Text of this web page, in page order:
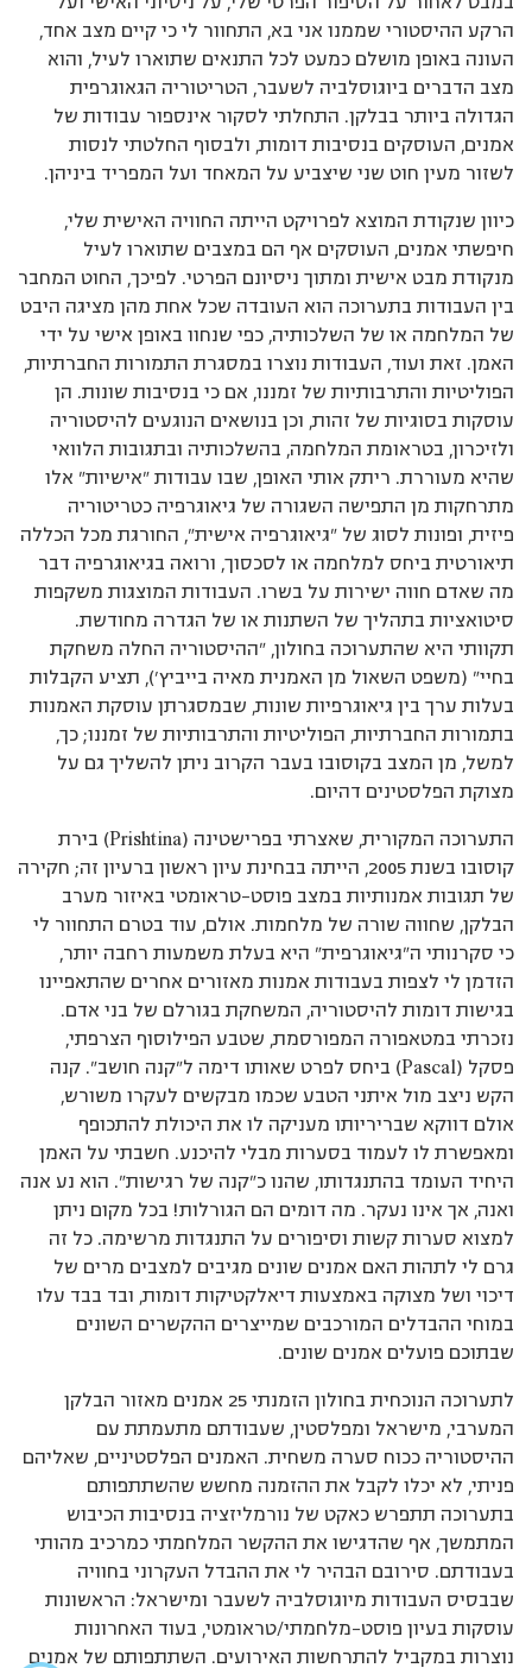
הרקע ההיסטורי שממנו אני בא, התחוור לי כי קיים מצב אחד,
העונה באופן מושלם כמעט לכל התנאים שתוארו לעיל, והוא
מצב הדברים ביוגוסלביה לשעבר, הטריטוריה הגאוגרפית
הגדולה ביותר בבלקן. התחלתי לסקור אינספור עבודות של
אמנים, העוסקים בנסיבות דומות, ולבסוף החלטתי לנסות
לשזור מעין חוט שני שיצביע על המאחד ועל המפריד ביניהן.
כיוון שנקודת המוצא לפרויקט הייתה החוויה האישית שלי,
חיפשתי אמנים, העוסקים אף הם במצבים שתוארו לעיל
מנקודת מבט אישית ומתוך ניסיונם הפרטי. לפיכך, החוט המחבר
בין העבודות בתערוכה הוא העובדה שכל אחת מהן מציגה היבט
של המלחמה או של השלכותיה, כפי שנחוו באופן אישי על ידי
האמן. זאת ועוד, העבודות נוצרו במסגרת התמורות החברתיות,
הפוליטיות והתרבותיות של זמננו, אם כי בנסיבות שונות. הן
עוסקות בסוגיות של זהות, וכן בנושאים הנוגעים להיסטוריה
ולזיכרון, בטראומת המלחמה, בהשלכותיה ובתגובות הלוואי
שהיא מעוררת. ריתק אותי האופן, שבו עבודות ”אישיות” אלו
מתרחקות מן התפישה השגורה של גיאוגרפיה כטריטוריה
פיזית, ופונות לסוג של ”גיאוגרפיה אישית”, החורגת מכל הכללה
תיאורטית ביחס למלחמה או לסכסוך, ורואה בגיאוגרפיה דבר
מה שאדם חווה ישירות על בשרו. העבודות המוצגות משקפות
סיטואציות בתהליך של השתנות או של הגדרה מחודשת.
תקוותי היא שהתערוכה בחולון, ”ההיסטוריה החלה משחקת
בחיי” (משפט השאול מן האמנית מאיה בייביץ’), תציע הקבלות
בעלות ערך בין גיאוגרפיות שונות, שבמסגרתן עוסקת האמנות
בתמורות החברתיות, הפוליטיות והתרבותיות של זמננו; כך,
למשל, מן המצב בקוסובו בעבר הקרוב ניתן להשליך גם על
מצוקת הפלסטינים דהיום.
התערוכה המקורית, שאצרתי בפרישטינה (Prishtina) בירת
קוסובו בשנת 2005, הייתה בבחינת עיון ראשון ברעיון זה; חקירה
של תגובות אמנותיות במצב פוסט-טראומטי באיזור מערב
הבלקן, שחווה שורה של מלחמות. אולם, עוד בטרם התחוור לי
כי סקרנותי ה”גיאוגרפית” היא בעלת משמעות רחבה יותר,
הזדמן לי לצפות בעבודות אמנות מאזורים אחרים שהתאפיינו
בגישות דומות להיסטוריה, המשחקת בגורלם של בני אדם.
נזכרתי במטאפורה המפורסמת, שטבע הפילוסוף הצרפתי,
פסקל (Pascal) ביחס לפרט שאותו דימה ל”קנה חושב”. קנה
הקש ניצב מול איתני הטבע שכמו מבקשים לעקרו משורש,
אולם דווקא שבריריותו מעניקה לו את היכולת להתכופף
ומאפשרת לו לעמוד בסערות מבלי להיכנע. חשבתי על האמן
היחיד העומד בהתנגדותו, שהנו כ”קנה של רגישות”. הוא נע אנה
ואנה, אך אינו נעקר. מה דומים הם הגורלות! בכל מקום ניתן
למצוא סערות קשות וסיפורים על התנגדות מרשימה. כל זה
גרם לי לתהות האם אמנים שונים מגיבים למצבים מרים של
דיכוי ושל מצוקה באמצעות דיאלקטיקות דומות, ובד בבד עלו
במוחי ההבדלים המורכבים שמייצרים ההקשרים השונים
שבתוכם פועלים אמנים שונים.
לתערוכה הנוכחית בחולון הזמנתי 25 אמנים מאזור הבלקן
המערבי, מישראל ומפלסטין, שעבודתם מתעמתת עם
ההיסטוריה ככוח סערה משחית. האמנים הפלסטיניים, שאליהם
פניתי, לא יכלו לקבל את ההזמנה מחשש שהשתתפותם
בתערוכה תתפרש כאקט של נורמליזציה בנסיבות הכיבוש
המתמשך, אף שהדגישו את ההקשר המלחמתי כמרכיב מהותי
בעבודתם. סירובם הבהיר לי את ההבדל העקרוני בחוויה
שבבסיס העבודות מיוגוסלביה לשעבר ומישראל: הראשונות
עוסקות בעיון פוסט-מלחמתי/טראומטי, בעוד האחרונות
נוצרות במקביל להתרחשות האירועים. השתתפותם של אמנים